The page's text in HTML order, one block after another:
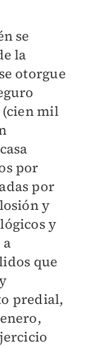
se
la
otorgue
(cien mil
por
por
y
y
que
predial,